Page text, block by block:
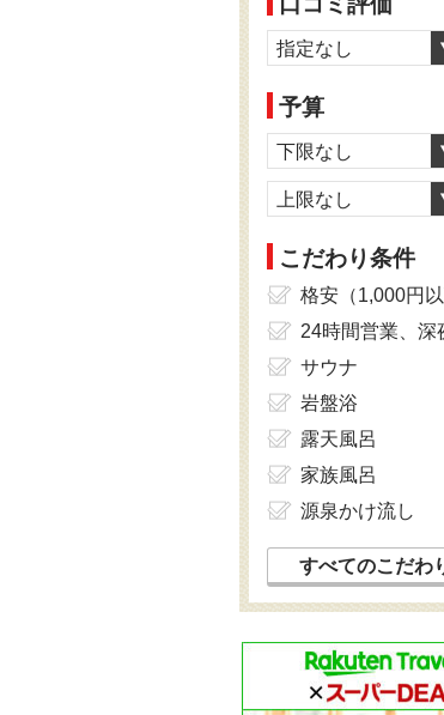
指定なし
予算
下限なし
上限なし
こだわり条件
格安（1,000円以
24時間営業、深
サウナ
岩盤浴
露天風呂
家族風呂
源泉かけ流し
すべてのこだわ